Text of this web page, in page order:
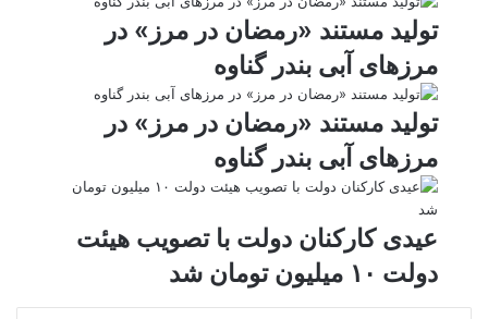
تولید مستند «رمضان در مرز» در
مرزهای آبی بندر گناوه
تولید مستند «رمضان در مرز» در
مرزهای آبی بندر گناوه
عیدی کارکنان دولت با تصویب هیئت
دولت ۱۰ میلیون تومان شد